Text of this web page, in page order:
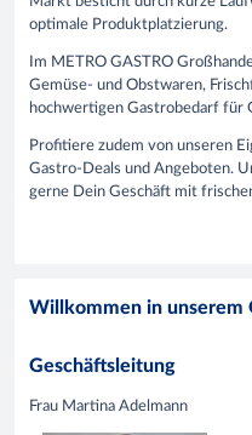
optimale Produktplatzierung.
Im METRO GASTRO
Gemüse- und Obstwaren,
hochwertigen Gastrobedarf für
Profitiere zudem von unseren
Gastro-Deals und Angeboten.
gerne Dein Geschäft mit
Willkommen in unserem
Geschäftsleitung
Frau Martina Adelmann